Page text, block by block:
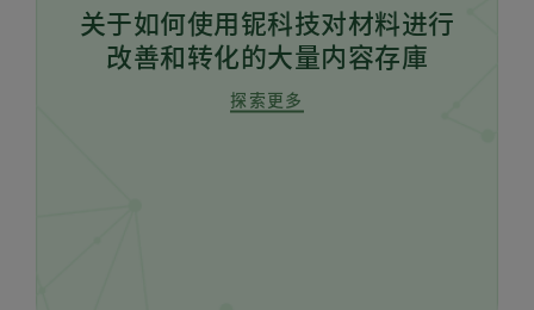
关于如何使用铌科技对材料进行
改善和转化的大量内容存庫
探索更多